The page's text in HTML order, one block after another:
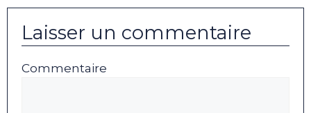
Laisser un commentaire
Commentaire